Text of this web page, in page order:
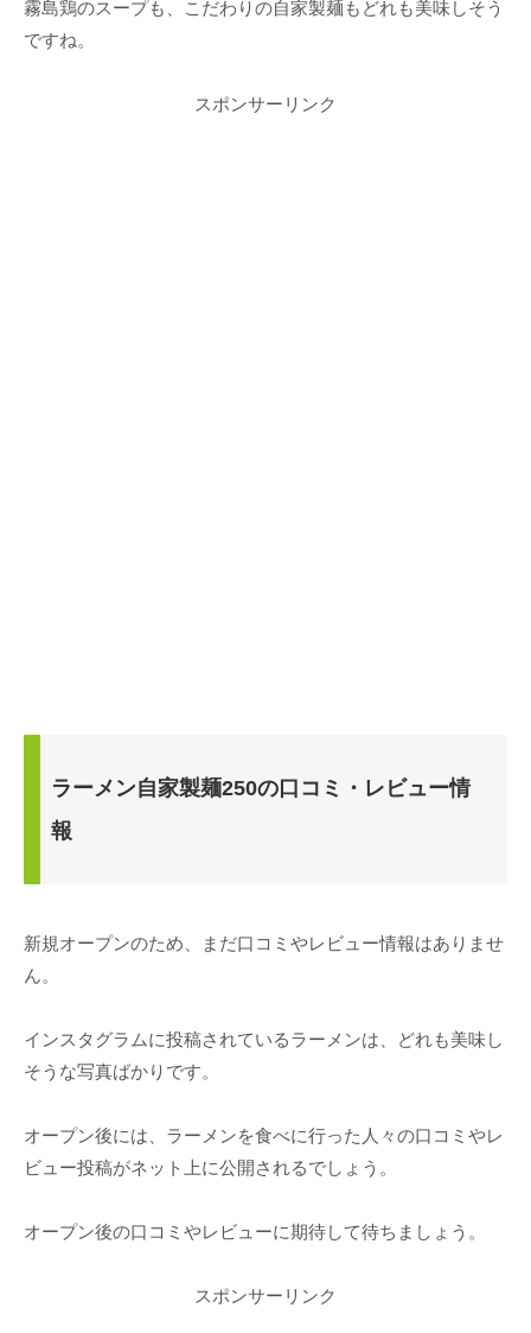
霧島鶏のスープも、こだわりの自家製麺もどれも美味しそう
ですね。
スポンサーリンク
ラーメン自家製麺250の口コミ・レビュー情
報
新規オープンのため、まだ口コミやレビュー情報はありませ
ん。
インスタグラムに投稿されているラーメンは、どれも美味し
そうな写真ばかりです。
オープン後には、ラーメンを食べに行った人々の口コミやレ
ビュー投稿がネット上に公開されるでしょう。
オープン後の口コミやレビューに期待して待ちましょう。
スポンサーリンク